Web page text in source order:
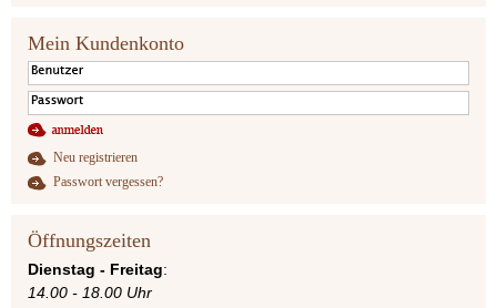
Mein Kundenkonto
Neu registrieren
Passwort vergessen?
Öffnungszeiten
Dienstag - Freitag:
14.00 - 18.00 Uhr